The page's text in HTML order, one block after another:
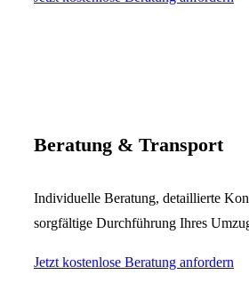
Beratung & Transport
Individuelle Beratung, detaillierte
sorgfältige Durchführung Ihres
Jetzt kostenlose Beratung anfordern